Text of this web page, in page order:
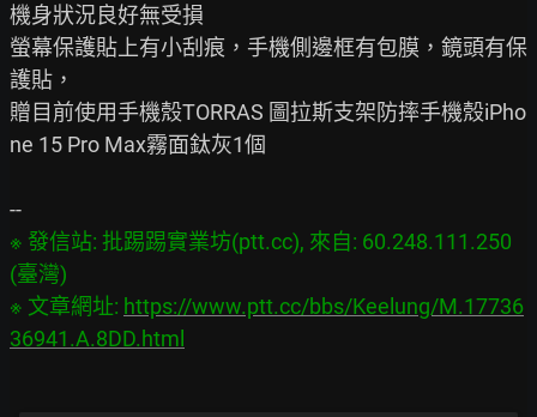
機身狀況良好無受損
螢幕保護貼上有小刮痕，手機側邊框有包膜，鏡頭有保
護貼，
贈目前使用手機殼TORRAS 圖拉斯支架防摔手機殼iPho
ne 15 Pro Max霧面鈦灰1個
※ 發信站: 批踢踢實業坊(ptt.cc), 來自: 60.248.111.250
(臺灣)
※ 文章網址: https://www.ptt.cc/bbs/Keelung/M.17736
36941.A.8DD.html